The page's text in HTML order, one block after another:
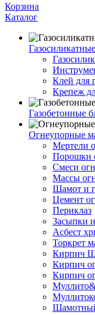
Корзина
Каталог
Клей для
Крепеж
Газобетонные
Огнеупорные
Мертели
Порошки
Смеси
Массы
Шамот и
Цемент
Периклаз
Засыпки
Асбест
Торкрет
Кирпич
Кирпич
Кирпич